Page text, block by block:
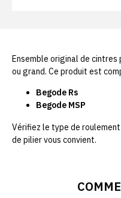
Ensemble original de
ou grand. Ce produit est
Begode Rs
Begode MSP
Vérifiez le type de
de pilier vous convient.